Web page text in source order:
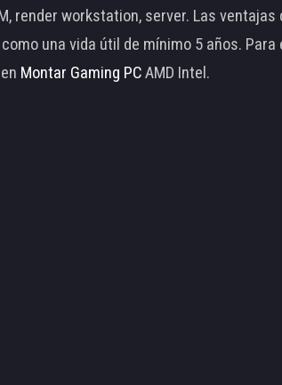
render workstation, server. Las
una vida útil de mínimo 5 años.
Montar Gaming PCAMD Intel.